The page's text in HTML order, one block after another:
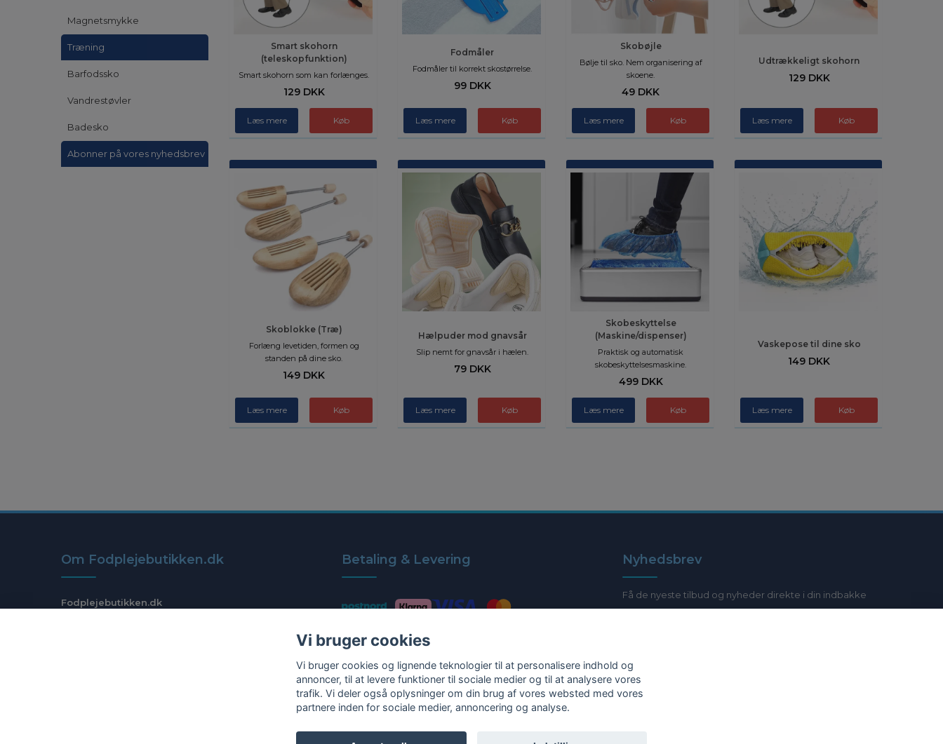
Magnetsmykke
Træning
Barfodssko
Vandrestøvler
Badesko
Abonner på vores nyhedsbrev
Smart skohorn
(teleskopfunktion)
Smart skohorn som kan forlænges.
129 DKK
Læs mere
Fodmåler
Fodmåler til korrekt skostørrelse.
99 DKK
Læs mere
Skobøjle
Bølje til sko. Nem organisering af
skoene.
49 DKK
Læs mere
Udtrækkeligt skohorn
129 DKK
Læs mere
Skoblokke (Træ)
Forlæng levetiden, formen og
standen på dine sko.
149 DKK
Læs mere Køb
Hælpuder mod gnavsår
Slip nemt for gnavsår i hælen.
79 DKK
Læs mere Køb
Skobeskyttelse
(Maskine/dispenser)
Praktisk og automatisk
skobeskyttelsesmaskine.
499 DKK
Læs mere
Vaskepose til dine sko
149 DKK
Læs mere
Om Fodplejebutikken.dk
Fodplejebutikken.dk
Betaling & Levering Nyhedsbrev
Få de nyeste tilbud og nyheder direkte i din indbakke
Vi bruger cookies
Vi bruger cookies og lignende teknologier til at personalisere indhold og
annoncer, til at levere funktioner til sociale medier og til at analysere vores
trafik. Vi deler også oplysninger om din brug af vores websted med vores
partnere inden for sociale medier, annoncering og analyse.